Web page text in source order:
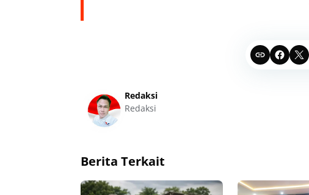
Redaksi
Redaksi
Berita Terkait